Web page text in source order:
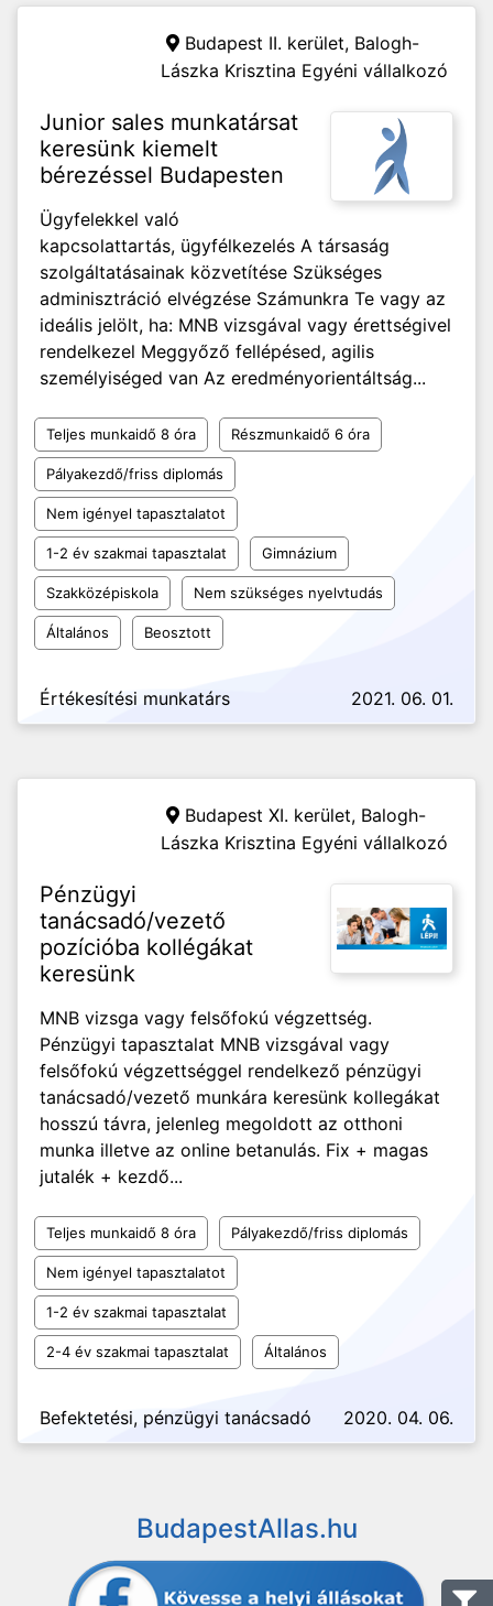
Budapest II. kerület, Balogh-
Lászka Krisztina Egyéni vállalkozó
Junior sales munkatársat
keresünk kiemelt
bérezéssel Budapesten
Ügyfelekkel való
kapcsolattartás, ügyfélkezelés A társaság
szolgáltatásainak közvetítése Szükséges
adminisztráció elvégzése Számunkra Te vagy az
ideális jelölt, ha: MNB vizsgával vagy érettségivel
rendelkezel Meggyőző fellépésed, agilis
személyiséged van Az eredményorientáltság...
Teljes munkaidő 8 óra Részmunkaidő 6 óra
Pályakezdő/friss diplomás
Nem igényel tapasztalatot
1-2 év szakmai tapasztalat Gimnázium
Szakközépiskola Nem szükséges nyelvtudás
Általános Beosztott
Értékesítési munkatárs 2021. 06. 01.
Budapest XI. kerület, Balogh-
Lászka Krisztina Egyéni vállalkozó
Pénzügyi
tanácsadó/vezető
pozícióba kollégákat
keresünk
MNB vizsga vagy felsőfokú végzettség.
Pénzügyi tapasztalat MNB vizsgával vagy
felsőfokú végzettséggel rendelkező pénzügyi
tanácsadó/vezető munkára keresünk kollegákat
hosszú távra, jelenleg megoldott az otthoni
munka illetve az online betanulás. Fix + magas
jutalék + kezdő...
Teljes munkaidő 8 óra Pályakezdő/friss diplomás
Nem igényel tapasztalatot
1-2 év szakmai tapasztalat
2-4 év szakmai tapasztalat Általános
Befektetési, pénzügyi tanácsadó 2020. 04. 06.
BudapestAllas.hu